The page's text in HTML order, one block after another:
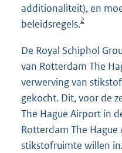
additionaliteit), en
beleidsregels.2
De Royal Schiphol
van Rotterdam The
verwerving van
gekocht. Dit, voor de
The Hague Airport in
Rotterdam The
stikstofruimte willen